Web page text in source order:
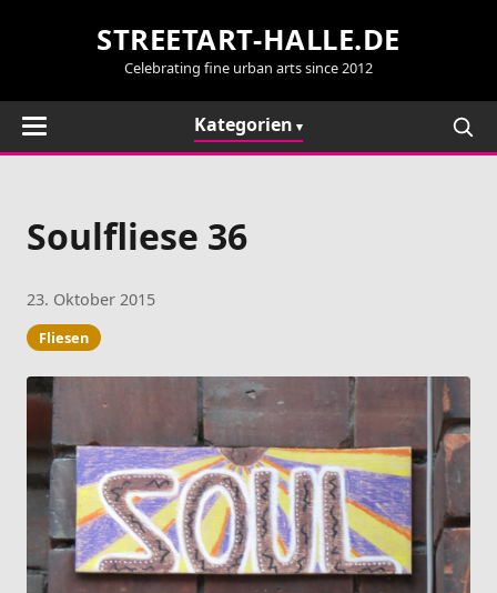
STREETART-HALLE.DE
Celebrating fine urban arts since 2012
Kategorien
Soulfliese 36
23. Oktober 2015
Fliesen